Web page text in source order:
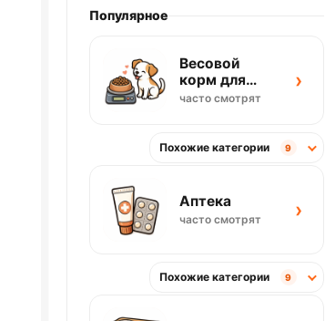
Популярное
Весовой
корм для
собак
часто смотрят
›
Похожие категории 9
Аптека
часто смотрят ›
Похожие категории 9